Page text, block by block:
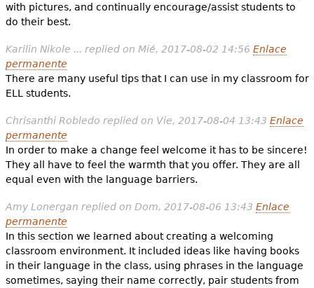
with pictures, and continually encourage/assist students to
do their best.
Karilin Nikole ... replied on Mié, 2017-08-02 14:56 Enlace
permanente
There are many useful tips that I can use in my classroom for
ELL students.
Chrisanthi Robledo replied on Vie, 2017-08-04 13:43 Enlace
permanente
In order to make a change feel welcome it has to be sincere!
They all have to feel the warmth that you offer. They are all
equal even with the language barriers.
Amy Lonergan replied on Dom, 2017-08-06 13:43 Enlace
permanente
In this section we learned about creating a welcoming
classroom environment. It included ideas like having books
in their language in the class, using phrases in the language
sometimes, saying their name correctly, pair students from